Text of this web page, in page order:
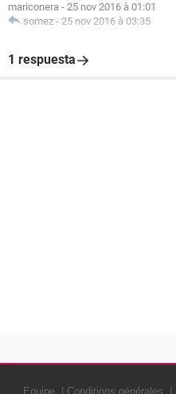
mariconera - 25 nov 2016 à 01:01
somez - 25 nov 2016 à 03:35
1 respuesta
Equipe Conditions générales